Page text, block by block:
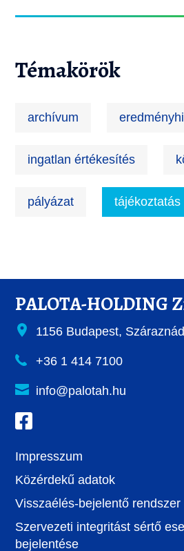
Témakörök
archívum
ingatlan értékesítés
pályázat tájékoztatás
PALOTA-HOLDING
1156 Budapest,
+36 1 414 7100
info@palotah.hu
Impresszum
Közérdekű adatok
Visszaélés-bejelentő rendszer
Szervezeti integritást sértő
bejelentése